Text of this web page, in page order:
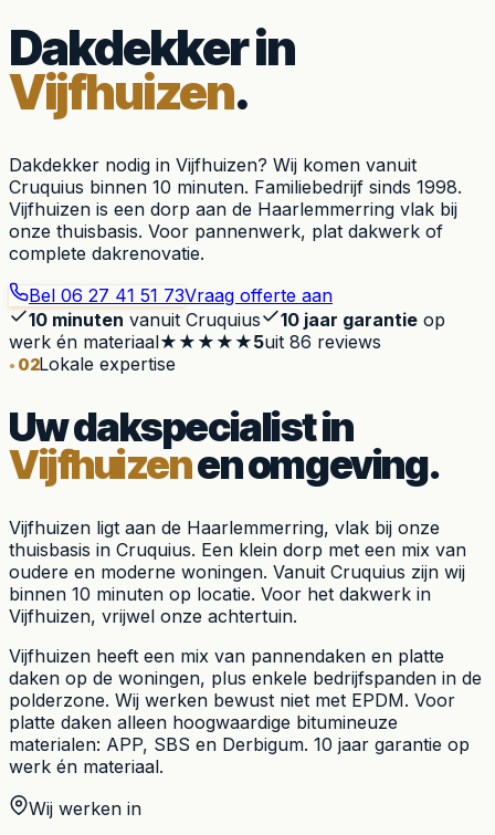
Dakdekker in
Vijfhuizen.
Dakdekker nodig in Vijfhuizen? Wij komen vanuit
Cruquius binnen 10 minuten. Familiebedrijf sinds 1998.
Vijfhuizen is een dorp aan de Haarlemmerring vlak bij
onze thuisbasis. Voor pannenwerk, plat dakwerk of
complete dakrenovatie.
Bel 06 27 41 51 73Vraag offerte aan
10 minuten vanuit Cruquius 10 jaar garantie op
werk én materiaal★★★★★5uit 86 reviews
02Lokale expertise
Uw dakspecialist in
Vijfhuizenen omgeving.
Vijfhuizen ligt aan de Haarlemmerring, vlak bij onze
thuisbasis in Cruquius. Een klein dorp met een mix van
oudere en moderne woningen. Vanuit Cruquius zijn wij
binnen 10 minuten op locatie. Voor het dakwerk in
Vijfhuizen, vrijwel onze achtertuin.
Vijfhuizen heeft een mix van pannendaken en platte
daken op de woningen, plus enkele bedrijfspanden in de
polderzone. Wij werken bewust niet met EPDM. Voor
platte daken alleen hoogwaardige bitumineuze
materialen: APP, SBS en Derbigum. 10 jaar garantie op
werk én materiaal.
Wij werken in